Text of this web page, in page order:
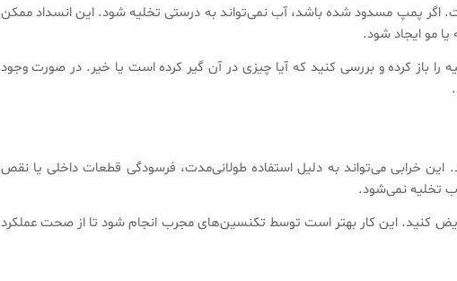
پمپ مسدود شده باشد، آب نمی‌تواند به درستی تخلیه شود. این انسداد ممکن
مو ایجاد شود.
باز کرده و بررسی کنید که آیا چیزی در آن گیر کرده است یا خیر. در صورت وجود
خرابی می‌تواند به دلیل استفاده طولانی‌مدت، فرسودگی قطعات داخلی یا نقص
تخلیه نمی‌شود.
کنید. این کار بهتر است توسط تکنسین‌های مجرب انجام شود تا از صحت عملکرد